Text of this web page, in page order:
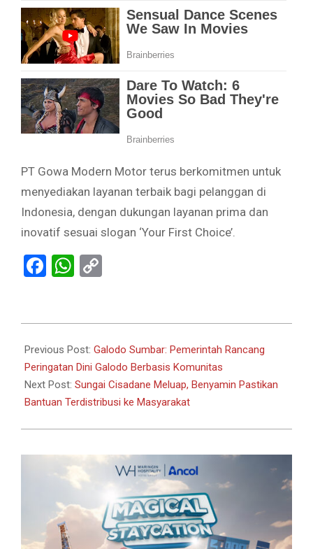
PT Gowa Modern Motor terus berkomitmen untuk
menyediakan layanan terbaik bagi pelanggan di
Indonesia, dengan dukungan layanan prima dan
inovatif sesuai slogan ‘Your First Choice’.
Facebook
WhatsApp
05-
27
Previous Post: Galodo Sumbar: Pemerintah Rancang
Peringatan Dini Galodo Berbasis Komunitas
Next Post: Sungai Cisadane Meluap, Benyamin Pastikan
Bantuan Terdistribusi ke Masyarakat